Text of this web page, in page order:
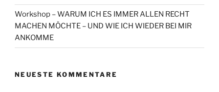
Workshop – WARUM ICH ES IMMER ALLEN RECHT
MACHEN MÖCHTE – UND WIE ICH WIEDER BEI MIR
ANKOMME
NEUESTE KOMMENTARE